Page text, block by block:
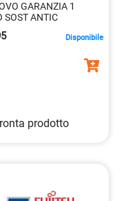
GARANZIA 1
SOST ANTIC
Disponibile
prodotto